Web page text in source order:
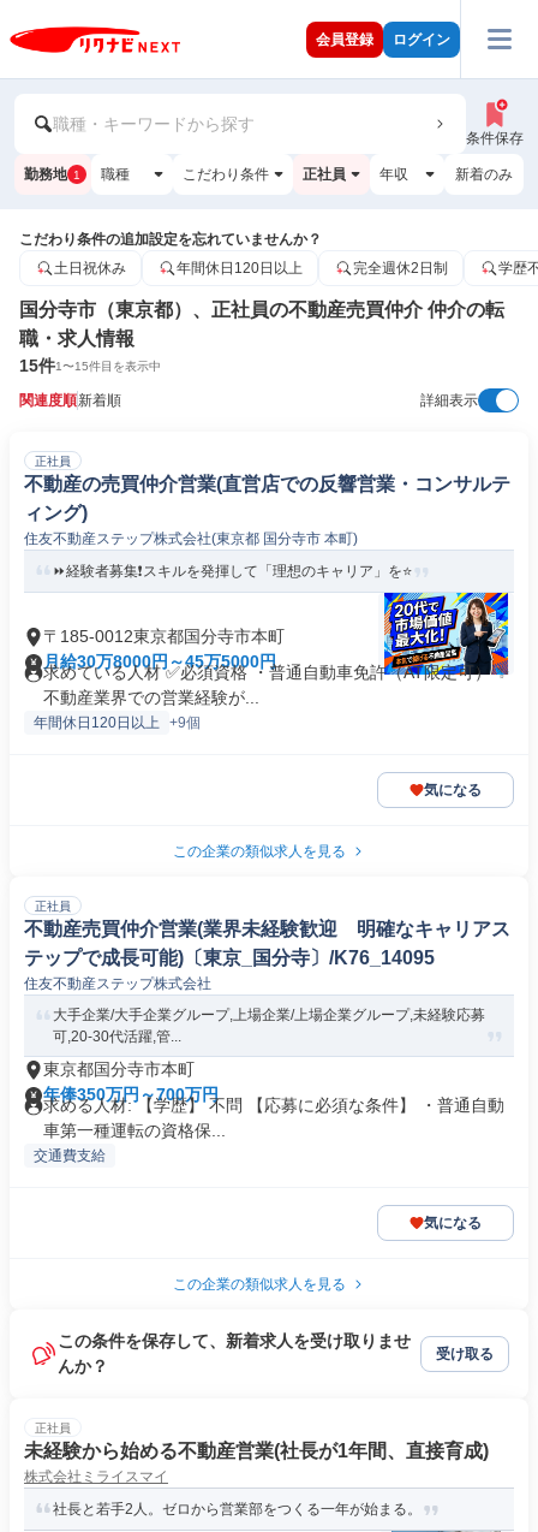
会員登録 ログイン
職種・キーワードから探す
条件保存
勤務地 1 職種 こだわり条件 正社員 年収 新着のみ
こだわり条件の追加設定を忘れていませんか？
土日祝休み
年間休日120日以上 完全週休2日制 学歴
国分寺市（東京都）、正社員の不動産売買仲介 仲介の転
職・求人情報
15件1〜15件目を表示中
関連度順新着順 詳細表示
正社員
不動産の売買仲介営業(直営店での反響営業・コンサルテ
ィング)
住友不動産ステップ株式会社(東京都 国分寺市 本町)
⏩️経験者募集❗️スキルを発揮して「理想のキャリア」を⭐
〒185-0012東京都国分寺市本町
月給30万8000円～45万5000円
求めている人材 ✅必須資格 ・普通自動車免許（AT限定可） ✨
不動産業界での営業経験が...
年間休日120日以上 +9個
気になる
この企業の類似求人を見る
正社員
不動産売買仲介営業(業界未経験歓迎 明確なキャリアス
テップで成長可能)〔東京_国分寺〕/K76_14095
住友不動産ステップ株式会社
大手企業/大手企業グループ,上場企業/上場企業グループ,未経験応募
可,20-30代活躍,管...
東京都国分寺市本町
年俸350万円～700万円
求める人材: 【学歴】 不問 【応募に必須な条件】 ・普通自動
車第一種運転の資格保...
交通費支給
気になる
この企業の類似求人を見る
この条件を保存して、新着求人を受け取りませ
んか？
受け取る
正社員
未経験から始める不動産営業(社長が1年間、直接育成)
株式会社ミライスマイ
社長と若手2人。ゼロから営業部をつくる一年が始まる。